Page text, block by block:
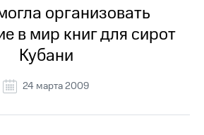
организовать
в мир книг для сирот
Кубани
24 марта 2009